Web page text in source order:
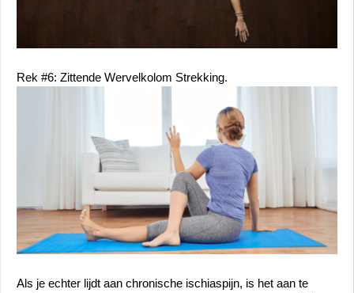
Rek #6: Zittende Wervelkolom Strekking.
Als je echter lijdt aan chronische ischiaspijn, is het aan te